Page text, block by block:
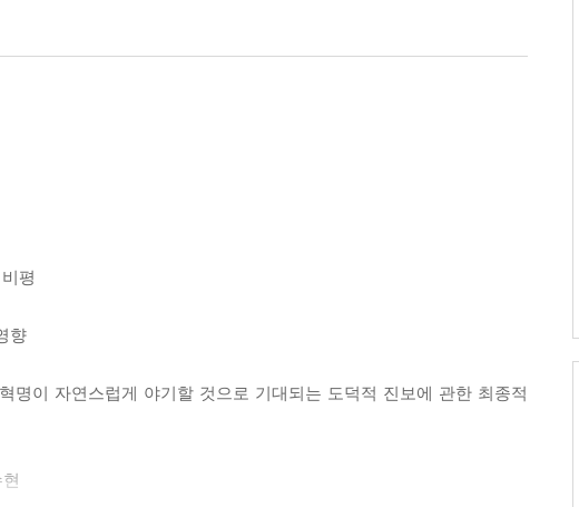
평
향
이 자연스럽게 야기할 것으로 기대되는 도덕적 진보에 관한 최종적